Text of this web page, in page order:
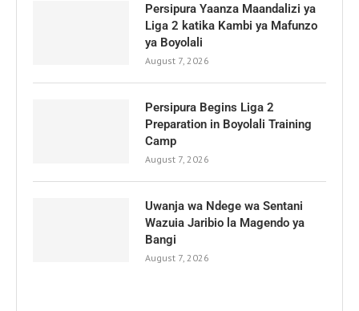
Persipura Yaanza Maandalizi ya
Liga 2 katika Kambi ya Mafunzo
ya Boyolali
August 7, 2026
Persipura Begins Liga 2
Preparation in Boyolali Training
Camp
August 7, 2026
Uwanja wa Ndege wa Sentani
Wazuia Jaribio la Magendo ya
Bangi
August 7, 2026